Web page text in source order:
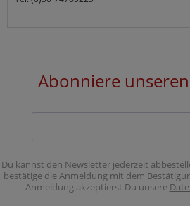
Abonniere
Du kannst den Newsletter jederzeit
bestätige die Anmeldung mit dem
Anmeldung akzeptierst Du unsere